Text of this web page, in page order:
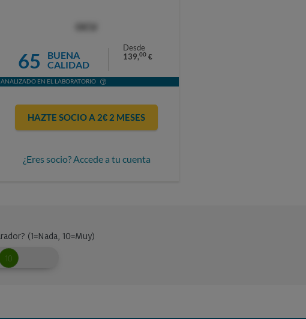
65
BUENA
CALIDAD
Desde
139,00 €
ANALIZADO EN EL LABORATORIO
HAZTE SOCIO A 2€ 2 MESES
¿Eres socio? Accede a tu cuenta